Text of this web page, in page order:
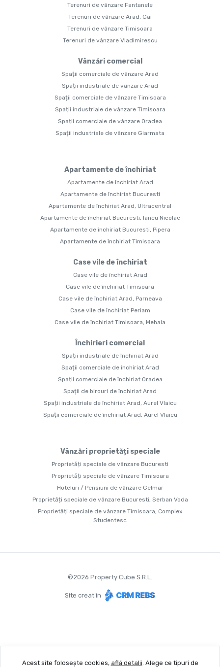
Terenuri de vânzare Fantanele
Terenuri de vânzare Arad, Gai
Terenuri de vânzare Timisoara
Terenuri de vânzare Vladimirescu
Vânzări comercial
Spații comerciale de vânzare Arad
Spații industriale de vânzare Arad
Spații comerciale de vânzare Timisoara
Spații industriale de vânzare Timisoara
Spații comerciale de vânzare Oradea
Spații industriale de vânzare Giarmata
Apartamente de închiriat
Apartamente de închiriat Arad
Apartamente de închiriat Bucuresti
Apartamente de închiriat Arad, Ultracentral
Apartamente de închiriat Bucuresti, Iancu Nicolae
Apartamente de închiriat Bucuresti, Pipera
Apartamente de închiriat Timisoara
Case vile de închiriat
Case vile de închiriat Arad
Case vile de închiriat Timisoara
Case vile de închiriat Arad, Parneava
Case vile de închiriat Periam
Case vile de închiriat Timisoara, Mehala
Închirieri comercial
Spații industriale de închiriat Arad
Spații comerciale de închiriat Arad
Spații comerciale de închiriat Oradea
Spații de birouri de închiriat Arad
Spații industriale de închiriat Arad, Aurel Vlaicu
Spații comerciale de închiriat Arad, Aurel Vlaicu
Vânzări proprietăți speciale
Proprietăți speciale de vânzare Bucuresti
Proprietăți speciale de vânzare Timisoara
Hoteluri / Pensiuni de vânzare Gelmar
Proprietăți speciale de vânzare Bucuresti, Serban Voda
Proprietăți speciale de vânzare Timisoara, Complex
Studentesc
©2026 Property Cube S.R.L.
Site creat în
Acest site folosește cookies, află detalii. Alege ce tipuri de